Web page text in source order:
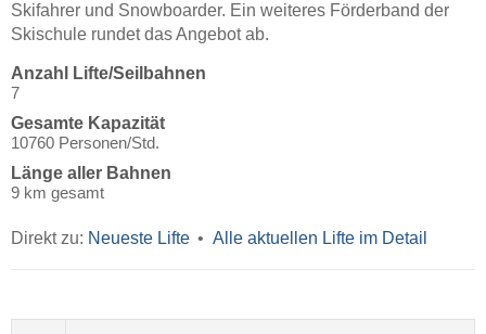
Skifahrer und Snowboarder. Ein weiteres Förderband der
Skischule rundet das Angebot ab.
Anzahl Lifte/Seilbahnen
7
Gesamte Kapazität
10760 Personen/Std.
Länge aller Bahnen
9 km gesamt
Direkt zu: Neueste Lifte Alle aktuellen Lifte im Detail